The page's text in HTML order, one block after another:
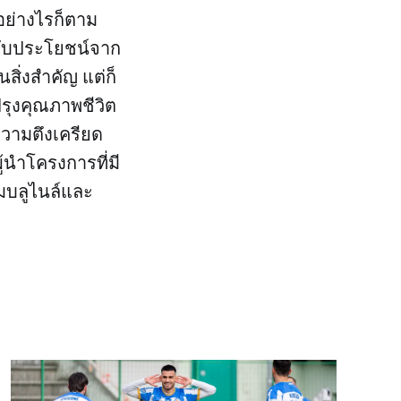
างไรก็ตาม
ประโยชน์จาก
สิ่งสำคัญ แต่ก็
รุงคุณภาพชีวิต
ามตึงเครียด
ำโครงการที่มี
บลูไนล์และ